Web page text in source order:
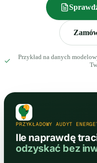
Przykład na danych
PRZYKŁADOWY AUDYT
Ile naprawdę
odzyskać bez